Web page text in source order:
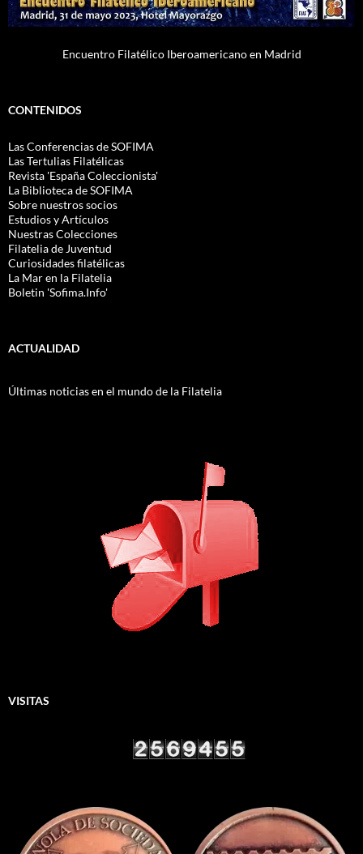
Encuentro Filatélico Iberoamericano en Madrid
CONTENIDOS
Las Conferencias de SOFIMA
Las Tertulias Filatélicas
Revista 'España Coleccionista'
La Biblioteca de SOFIMA
Sobre nuestros socios
Estudios y Artículos
Nuestras Colecciones
Filatelia de Juventud
Curiosidades filatélicas
La Mar en la Filatelia
Boletin 'Sofima.Info'
ACTUALIDAD
Últimas noticias en el mundo de la Filatelia
VISITAS